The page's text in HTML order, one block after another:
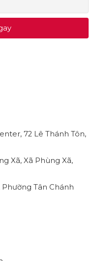
72 Lê Thánh Tôn,
Xã, Xã Phùng Xã,
Tân Chánh